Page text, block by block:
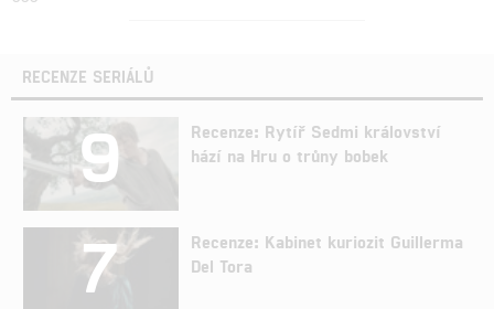
RECENZE SERIÁLŮ
9
Recenze: Rytíř Sedmi království
hází na Hru o trůny bobek
7
Recenze: Kabinet kuriozit Guillerma
Del Tora